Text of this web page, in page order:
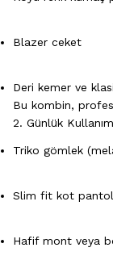
Blazer ceket
Deri kemer ve
Bu kombin,
2. Günlük
Triko gömlek
Slim fit kot
Hafif mont veya